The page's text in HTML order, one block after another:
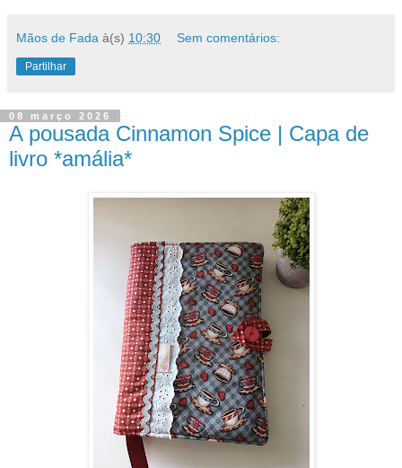
Mãos de Fada à(s) 10:30 Sem comentários:
Partilhar
08 março 2026
A pousada Cinnamon Spice | Capa de
livro *amália*